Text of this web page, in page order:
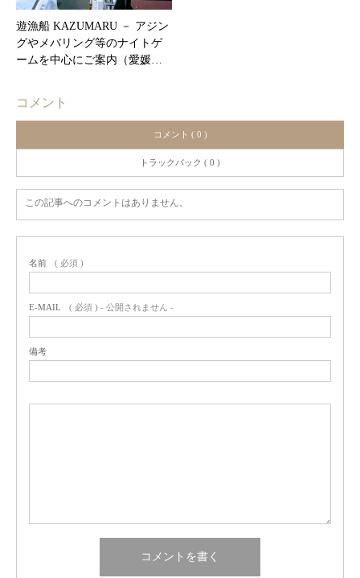
遊漁船 KAZUMARU － アジン
グやメバリング等のナイトゲ
ームを中心にご案内（愛媛…
コメント
コメント ( 0 )
トラックバック ( 0 )
この記事へのコメントはありません。
名前 ( 必須 )
E-MAIL ( 必須 ) - 公開されません -
備考